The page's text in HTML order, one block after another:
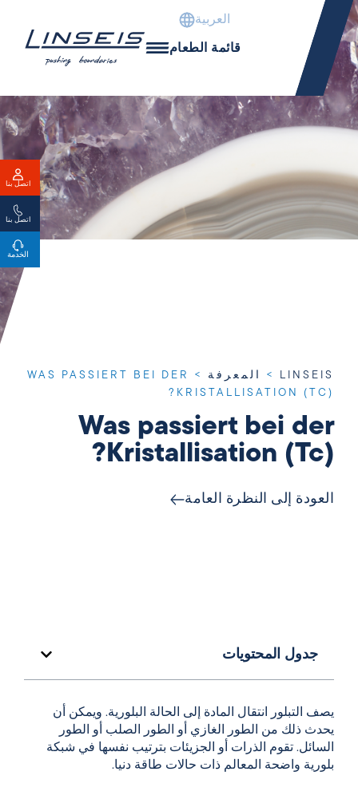
العربية
قائمة الطعام
LINSEIS
> المعرفة >
WAS PASSIERT BEI DER
KRISTALLISATION (TC)?
Was passiert bei der
Kristallisation (Tc)?
العودة إلى النظرة العامة
جدول المحتويات
يصف التبلور انتقال المادة إلى الحالة البلورية. ويمكن أن
يحدث ذلك من الطور الغازي أو الطور الصلب أو الطور
السائل. تقوم الذرات أو الجزيئات بترتيب نفسها في شبكة
بلورية واضحة المعالم ذات حالات طاقة دنيا.
اتصل بنا
اتصل بنا
الخدمة